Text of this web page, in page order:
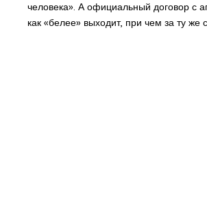
человека». А официальный договор с
как «белее» выходит, при чем за ту же